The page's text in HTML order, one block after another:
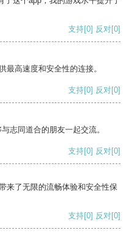
支持[0] 反对[0]
最高速度和安全性的连接。
支持[0] 反对[0]
志同道合的朋友一起交流。
支持[0] 反对[0]
来了无限的流畅体验和安全性保
支持[0] 反对[0]